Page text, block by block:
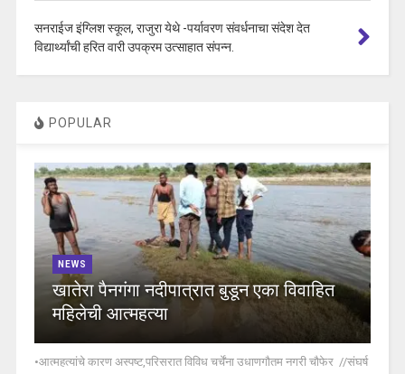
सनराईज इंग्लिश स्कूल, राजुरा येथे -पर्यावरण संवर्धनाचा संदेश देत
विद्यार्थ्यांची हरित वारी उपक्रम उत्साहात संपन्न.
POPULAR
NEWS
खातेरा पैनगंगा नदीपात्रात बुडून एका विवाहित
महिलेची आत्महत्या
•आत्महत्यांचे कारण अस्पष्ट,परिसरात विविध चर्चेंना उधाणगौतम नगरी चौफेर //संघर्ष